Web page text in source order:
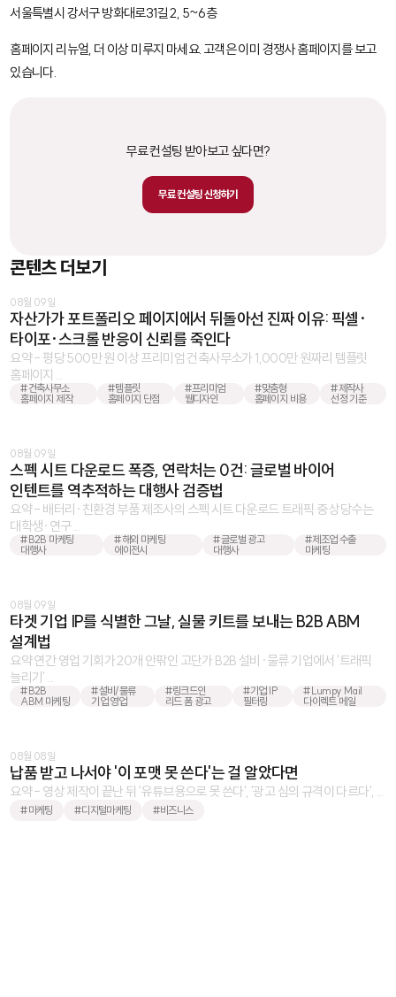
서울특별시 강서구 방화대로31길 2, 5~6층
홈페이지 리뉴얼, 더 이상 미루지 마세요. 고객은 이미 경쟁사 홈페이지를 보고
있습니다.
무료 컨설팅 받아보고 싶다면?
무료 컨설팅 신청하기
콘텐츠 더보기
08월 09일
자산가가 포트폴리오 페이지에서 뒤돌아선 진짜 이유: 픽셀·
타이포·스크롤 반응이 신뢰를 죽인다
요약 - 평당 500만 원 이상 프리미엄 건축사무소가 1,000만 원짜리 템플릿
홈페이지 ...
#건축사무소
홈페이지 제작
#템플릿
홈페이지 단점
#프리미엄
웹디자인
#맞춤형
홈페이지 비용
#제작사
선정 기준
08월 09일
스펙 시트 다운로드 폭증, 연락처는 0건: 글로벌 바이어
인텐트를 역추적하는 대행사 검증법
요약 - 배터리·친환경 부품 제조사의 스펙 시트 다운로드 트래픽 중 상당수는
대학생·연구 ...
#B2B 마케팅
대행사
#해외 마케팅
에이전시
#글로벌 광고
대행사
#제조업 수출
마케팅
08월 09일
타겟 기업 IP를 식별한 그날, 실물 키트를 보내는 B2B ABM
설계법
요약 연간 영업 기회가 20개 안팎인 고단가 B2B 설비·물류 기업에서 '트래픽
늘리기' ...
#B2B
ABM 마케팅
#설비/물류
기업 영업
#링크드인
리드 폼 광고
#기업 IP
필터링
#Lumpy Mail
다이렉트 메일
08월 08일
납품 받고 나서야 '이 포맷 못 쓴다'는 걸 알았다면
요약 - 영상 제작이 끝난 뒤 '유튜브용으로 못 쓴다', '광고 심의 규격이 다르다', ...
#마케팅 #디지털마케팅 #비즈니스